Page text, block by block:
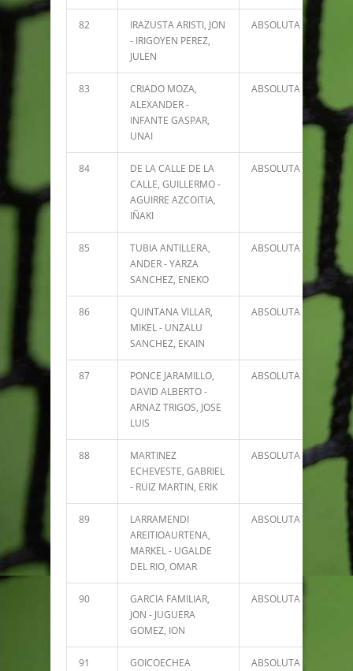
82
IRAZUSTA ARISTI, JON
- IRIGOYEN PEREZ,
JULEN
ABSOLUTA
83
CRIADO MOZA,
ALEXANDER -
INFANTE GASPAR,
UNAI
ABSOLUTA
84
DE LA CALLE DE LA
CALLE, GUILLERMO -
AGUIRRE AZCOITIA,
IÑAKI
ABSOLUTA 850
85
TUBIA ANTILLERA,
ANDER - YARZA
SANCHEZ, ENEKO
ABSOLUTA 729
86
QUINTANA VILLAR,
MIKEL - UNZALU
SANCHEZ, EKAIN
ABSOLUTA 668
87
PONCE JARAMILLO,
DAVID ALBERTO -
ARNAZ TRIGOS, JOSE
LUIS
ABSOLUTA 640
88
MARTINEZ
ECHEVESTE, GABRIEL
- RUIZ MARTIN, ERIK
ABSOLUTA 624
89
LARRAMENDI
AREITIOAURTENA,
MARKEL - UGALDE
DEL RIO, OMAR
ABSOLUTA
90
GARCIA FAMILIAR,
JON - JUGUERA
GOMEZ, ION
ABSOLUTA
91
GOICOECHEA
ABSOLUTA